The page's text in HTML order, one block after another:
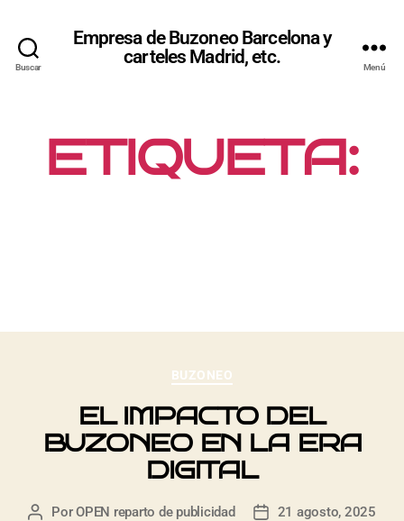
Buscar
Empresa de Buzoneo Barcelona y
carteles Madrid, etc.
Menú
ETIQUETA:
BUZONEO
EL IMPACTO DEL
BUZONEO EN LA ERA
DIGITAL
PorOPEN reparto de publicidad 21 agosto, 2025